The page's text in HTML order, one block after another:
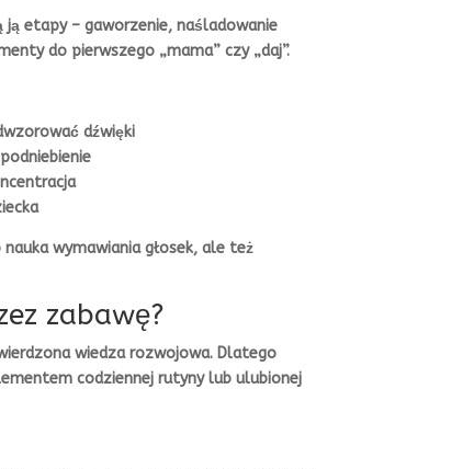
etapy – gaworzenie, naśladowanie
do pierwszego „mama” czy „daj”.
dźwięki
wymawiania głosek, ale też
zabawę?
wiedza rozwojowa. Dlatego
codziennej rutyny lub ulubionej